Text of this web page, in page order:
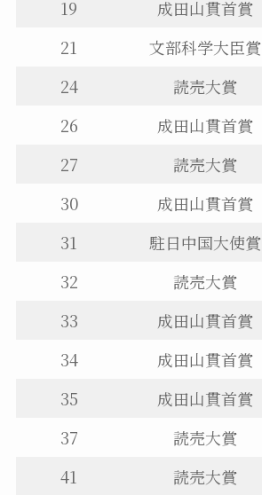
19
成田山貫首賞
21
文部科学大臣賞
24
読売大賞
26
成田山貫首賞
27
読売大賞
30
成田山貫首賞
31
駐日中国大使賞
32
読売大賞
33
成田山貫首賞
34
成田山貫首賞
35
成田山貫首賞
37
読売大賞
41
読売大賞